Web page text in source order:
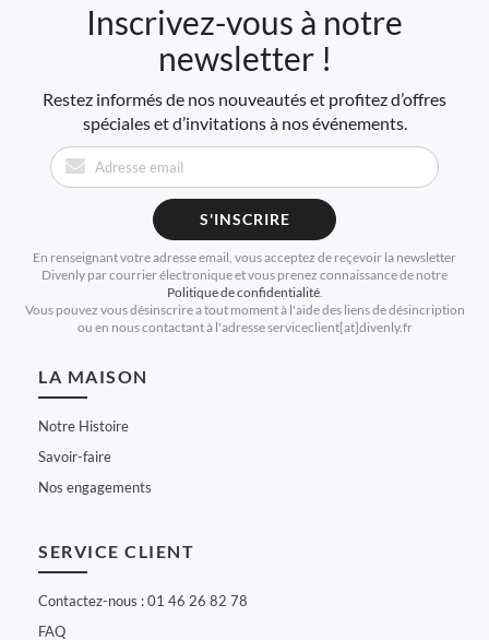
Inscrivez-vous à notre
newsletter !
Restez informés de nos nouveautés et profitez d’offres
spéciales et d’invitations à nos événements.
S'INSCRIRE
En renseignant votre adresse email, vous acceptez de reçevoir la newsletter
Divenly par courrier électronique et vous prenez connaissance de notre
Politique de confidentialité.
Vous pouvez vous désinscrire a tout moment à l'aide des liens de désincription
ou en nous contactant à l'adresse serviceclient[at]divenly.fr
LA MAISON
Notre Histoire
Savoir-faire
Nos engagements
SERVICE CLIENT
Contactez-nous : 01 46 26 82 78
FAQ